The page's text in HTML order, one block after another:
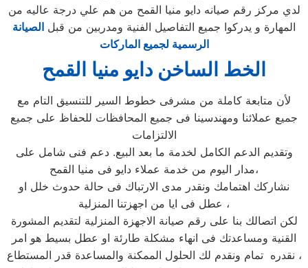
لدي مركز رقم صيانه دايو منيا القمح من هم علي درجة عاليه من
المهارة و يدركوا جميع التفاصيل الفنية ومدربين من قبل الصيانة
الرسمية لجميع الماركات
الخط الساخن دايو منيا القمح
لأن متابعة كاملة من مشرفى خطوط السير للتنسيق التام مع
جميع عملائنا ومهندسينا فى جميع المحافظات للحفاظ على جميع
الالتزامات
وتقديم الدعم الكامل لخدمة ما بعد البيع. دعم فنى شامل على
مدار اليوم من خدمة عملاء دايو فى منيا القمح،
نشاركك اهتمامك ونقدر مدى الارتباك فى حالة حدوث خلل او
عطل فى ايا من اجهزتنا المنزلية ،
لكن اتصالك بنا على رقم صيانة الاجهزة المنزلية لتقديم المشورة
القنية ومساعدتك فى انهاء مشكلة طارئة او عطل بسيط هو امر
نقدره تمام ونقدم لك الحلول الممكنة والمساعدة قدر المستطاع ،